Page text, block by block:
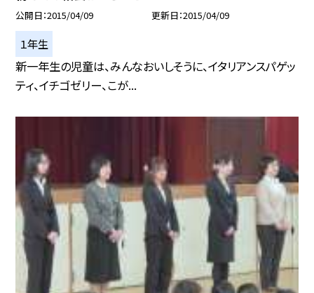
公開日 2015/04/09 更新日 2015/04/09
１年生
新一年生の児童は、みんなおいしそうに、イタリアンスパゲッ
ティ、イチゴゼリー、こが...